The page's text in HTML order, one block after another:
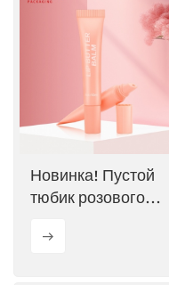
Новинка! Пустой
тюбик розового
для губ объемом 10